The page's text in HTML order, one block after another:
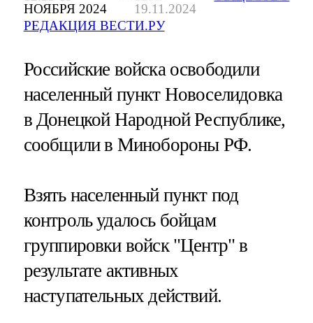
НОЯБРЯ 2024
19.11.2024
РЕДАКЦИЯ ВЕСТИ.РУ
Российские войска освободили
населенный пункт Новоселидовка
в Донецкой Народной Республике,
сообщили в Минобороны РФ.
Взять населенный пункт под
контроль удалось бойцам
группировки войск "Центр" в
результате активных
наступательных действий.